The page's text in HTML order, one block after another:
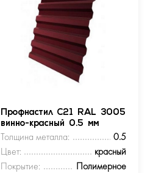
Профнастил С21 RAL 3005
винно-красный 0.5 мм
Толщина металла:
0.5
Цвет:
красный
Покрытие:
Полимерное